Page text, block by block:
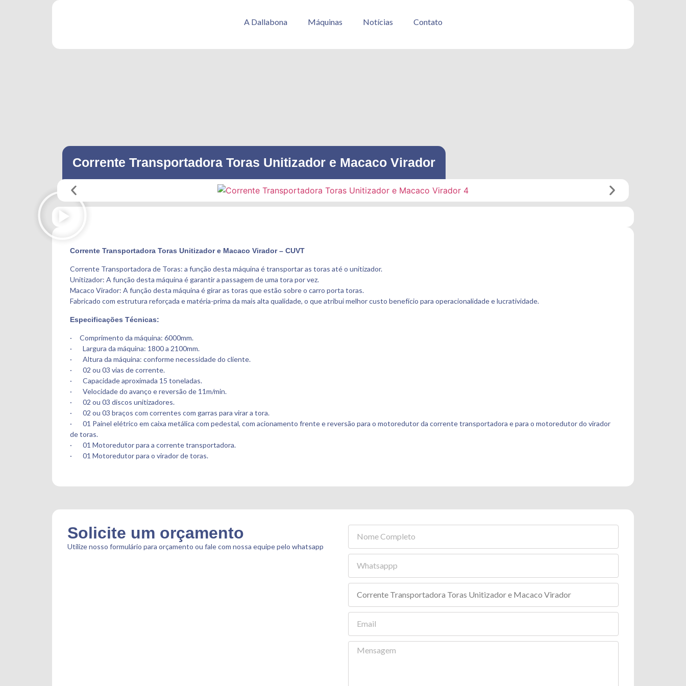
A Dallabona Máquinas Notícias Contato
Corrente Transportadora Toras Unitizador e Macaco Virador
Corrente Transportadora Toras Unitizador e Macaco Virador – CUVT
Corrente Transportadora de Toras: a função desta máquina é transportar as toras até o unitizador.
Unitizador: A função desta máquina é garantir a passagem de uma tora por vez.
Macaco Virador: A função desta máquina é girar as toras que estão sobre o carro porta toras.
Fabricado com estrutura reforçada e matéria-prima da mais alta qualidade, o que atribui melhor custo benefício para operacionalidade e lucratividade.
Especificações Técnicas:
· Comprimento da máquina: 6000mm.
· Largura da máquina: 1800 a 2100mm.
· Altura da máquina: conforme necessidade do cliente.
· 02 ou 03 vias de corrente.
· Capacidade aproximada 15 toneladas.
· Velocidade do avanço e reversão de 11m/min.
· 02 ou 03 discos unitizadores.
· 02 ou 03 braços com correntes com garras para virar a tora.
· 01 Painel elétrico em caixa metálica com pedestal, com acionamento frente e reversão para o motoredutor da corrente transportadora e para o motoredutor do virador
de toras.
· 01 Motoredutor para a corrente transportadora.
· 01 Motoredutor para o virador de toras.
Solicite um orçamento
Utilize nosso formulário para orçamento ou fale com nossa equipe pelo whatsapp